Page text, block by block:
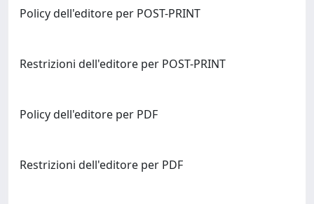
Policy dell'editore per POST-PRINT
Restrizioni dell'editore per POST-PRINT
Policy dell'editore per PDF
Restrizioni dell'editore per PDF